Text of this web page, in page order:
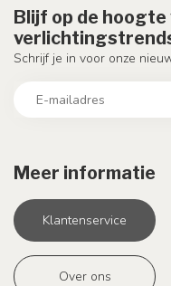
Meer informatie
Klantenservice
Over ons
Blijf op de
Schrijf je in voor onze